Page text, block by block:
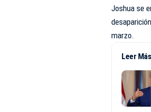
Joshua se
marzo.
Leer Más